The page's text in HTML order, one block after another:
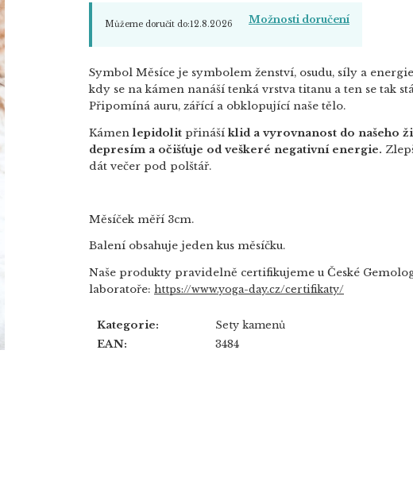
Můžeme doručit do:12.8.2026 Možnosti doručení
Symbol Měsíce je symbolem ženství, osudu, síly a
kdy se na kámen nanáší tenká vrstva titanu a ten se tak
Připomíná auru, zářící a obklopující naše tělo.
Kámenlepidolit přináší klid a vyrovnanost do našeho
depresím a očišťuje od veškeré negativní energie.
dát večer pod polštář.
Měsíček měří 3cm.
Balení obsahuje jeden kus měsíčku.
Naše produkty pravidelně certifikujeme u České
laboratoře: https://www.yoga-day.cz/certifikaty/
Kategorie: Sety kamenů
EAN: 3484